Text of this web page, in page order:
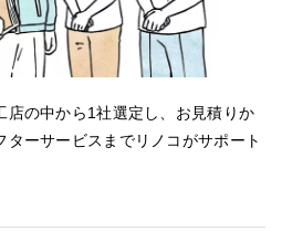
店の中から1社選定し、お見積りか
ターサービスまでリノコがサポート